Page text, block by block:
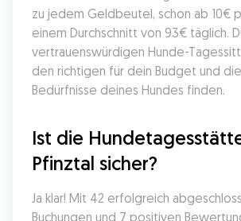
zu jedem Geldbeutel, schon ab 10€
einem Durchschnitt von 93€ täglich.
vertrauenswürdigen Hunde-
den richtigen für dein Budget und
Bedürfnisse deines Hundes finden.
Ist die
Pfinztal sicher?
Ja klar! Mit 42 erfolgreich
Buchungen und 7 positiven